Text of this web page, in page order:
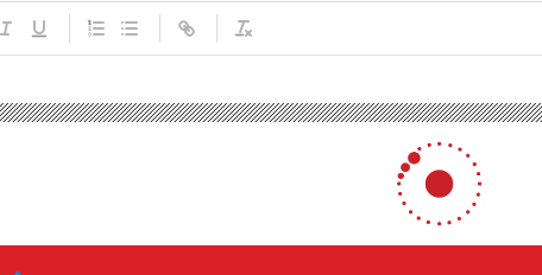
çıkan futbolcu Görkem